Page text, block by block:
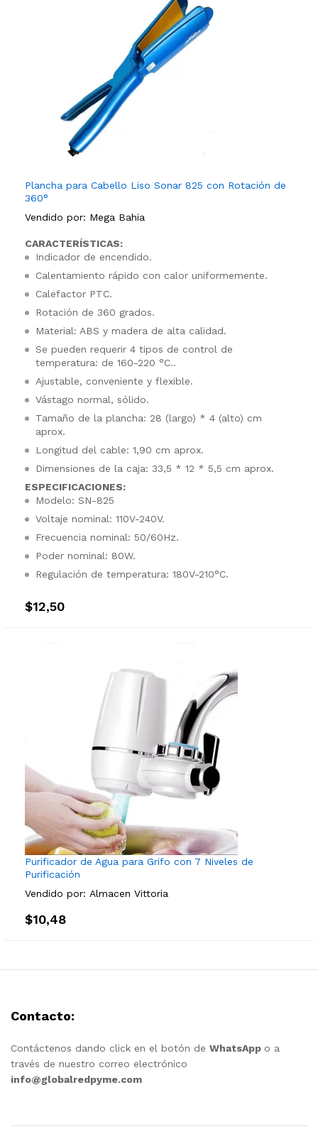
Plancha para Cabello Liso Sonar 825 con Rotación de
360°
Vendido por: Mega Bahia
CARACTERÍSTICAS:
Indicador de encendido.
Calentamiento rápido con calor uniformemente.
Calefactor PTC.
Rotación de 360 grados.
Material: ABS y madera de alta calidad.
Se pueden requerir 4 tipos de control de
temperatura: de 160-220 °C..
Ajustable, conveniente y flexible.
Vástago normal, sólido.
Tamaño de la plancha: 28 (largo) * 4 (alto) cm
aprox.
Longitud del cable: 1,90 cm aprox.
Dimensiones de la caja: 33,5 * 12 * 5,5 cm aprox.
ESPECIFICACIONES:
Modelo: SN-825
Voltaje nominal: 110V-240V.
Frecuencia nominal: 50/60Hz.
Poder nominal: 80W.
Regulación de temperatura: 180V-210°C.
$12,50
Purificador de Agua para Grifo con 7 Niveles de
Purificación
Vendido por: Almacen Vittoria
$10,48
Contacto:
Contáctenos dando click en el botón de WhatsApp o a
través de nuestro correo electrónico
info@globalredpyme.com